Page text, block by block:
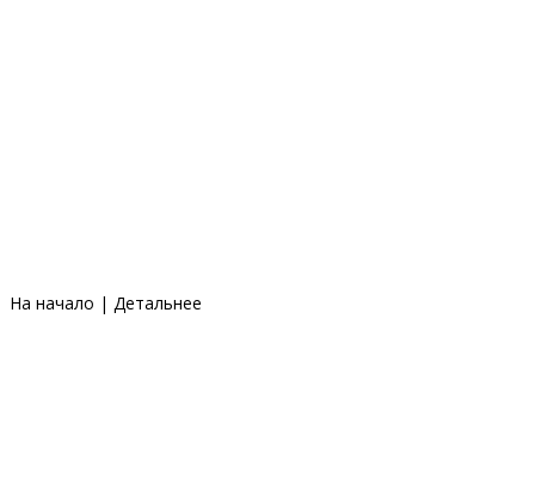
На начало | Детальнее